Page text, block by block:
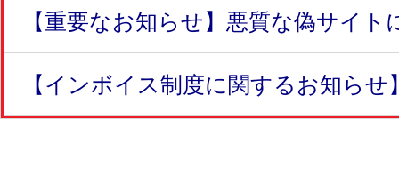
【重要なお知らせ】悪質な偽サイト
【インボイス制度に関するお知らせ